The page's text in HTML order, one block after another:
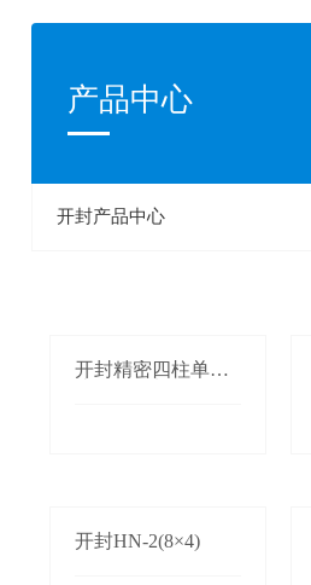
产品中心
开封产品中心
开封精密四柱单双
开封HN-2(8×4)